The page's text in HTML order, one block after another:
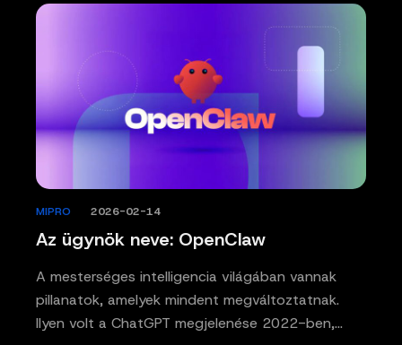
Az ügynök neve: OpenClaw
MIPRO 2026-02-14
A mesterséges intelligencia világában vannak
pillanatok, amelyek mindent megváltoztatnak.
Ilyen volt a ChatGPT megjelenése 2022-ben,…